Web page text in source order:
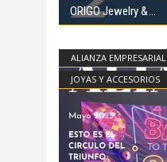
ORIGO Jewelry &
ALIANZA EMPRESARIAL
JOYAS Y ACCESORIOS